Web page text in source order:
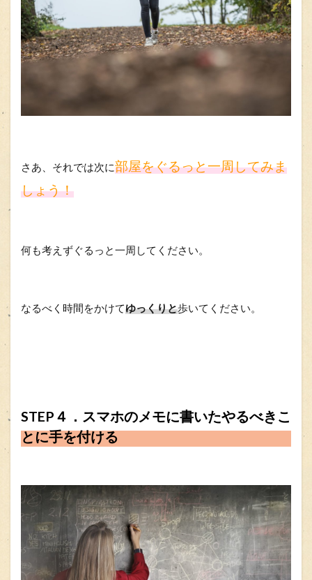
さあ、それでは次に部屋をぐるっと一周してみま
しょう！
何も考えずぐるっと一周してください。
なるべく時間をかけてゆっくりと歩いてください。
STEP４．スマホのメモに書いたやるべきこ
とに手を付ける